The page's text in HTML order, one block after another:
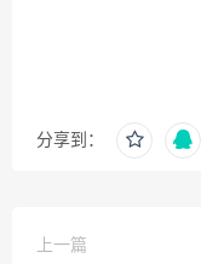
分享到：
上一篇